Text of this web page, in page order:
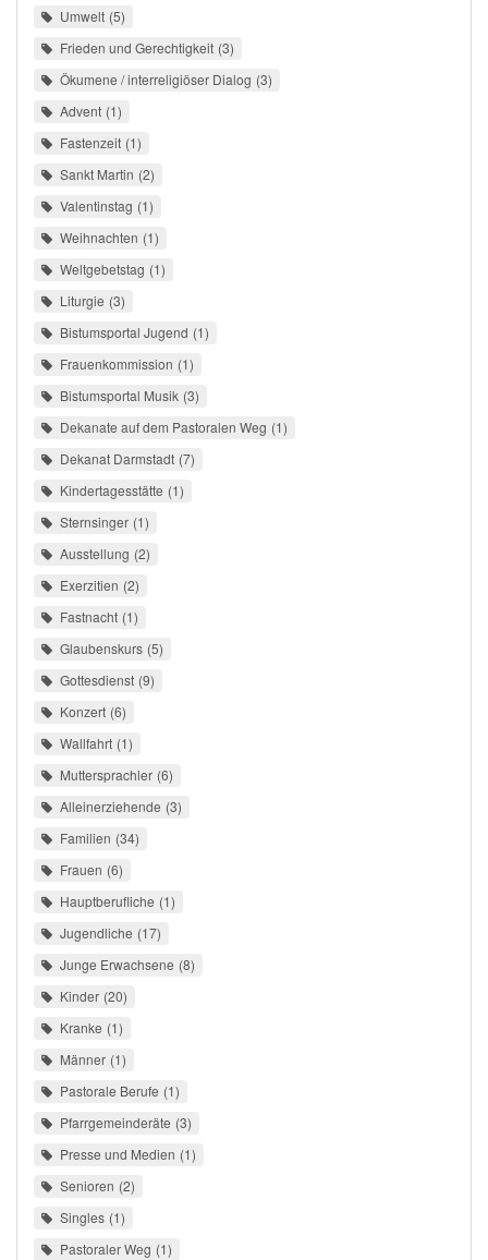
Umwelt 5
Frieden und Gerechtigkeit 3
Ökumene / interreligiöser Dialog 3
Advent 1
Fastenzeit 1
Sankt Martin 2
Valentinstag 1
Weihnachten 1
Weltgebetstag 1
Liturgie 3
Bistumsportal Jugend 1
Frauenkommission 1
Bistumsportal Musik 3
Dekanate auf dem Pastoralen Weg 1
Dekanat Darmstadt 7
Kindertagesstätte 1
Sternsinger 1
Ausstellung 2
Exerzitien 2
Fastnacht 1
Glaubenskurs 5
Gottesdienst 9
Konzert 6
Wallfahrt 1
Muttersprachler 6
Alleinerziehende 3
Familien 34
Frauen 6
Hauptberufliche 1
Jugendliche 17
Junge Erwachsene 8
Kinder 20
Kranke 1
Männer 1
Pastorale Berufe 1
Pfarrgemeinderäte 3
Presse und Medien 1
Senioren 2
Singles 1
Pastoraler Weg 1